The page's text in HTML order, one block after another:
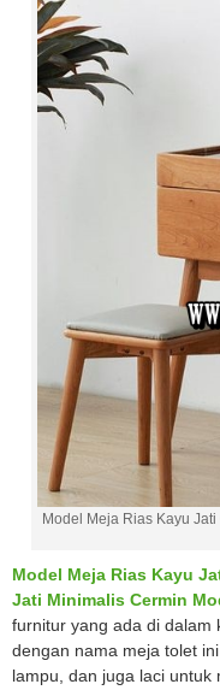
Model Meja Rias Kayu
Model Meja Rias Kayu
Jati Minimalis Cermin
furnitur yang ada di dalam
dengan nama meja tolet
lampu, dan juga laci untuk